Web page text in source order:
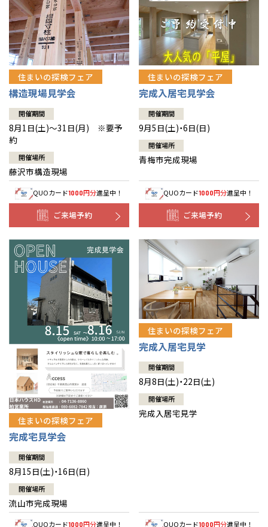
住まいの探検フェア
構造現場見学会
開催期間
8月1日(土)～31日(月) ※要予
約
開催場所
藤沢市構造現場
QUOカード1000円分進呈中！
ご来場予約
住まいの探検フェア
完成入居宅見学会
開催期間
9月5日(土)・6日(日)
開催場所
青梅市完成現場
QUOカード1000円分進呈中！
ご来場予約
住まいの探検フェア
完成宅見学会
開催期間
8月15日(土)・16日(日)
開催場所
流山市完成現場
QUOカード1000円分進呈中！
住まいの探検フェア
完成入居宅見学
開催期間
8月8日(土)・22日(土)
開催場所
完成入居宅見学
QUOカード1000円分進呈中！